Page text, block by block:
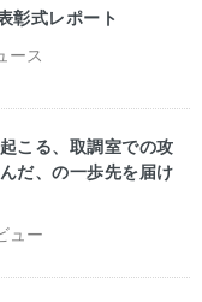
ース
彰式レポート
ュー
こる、取調室での攻
だ、の一歩先を届け